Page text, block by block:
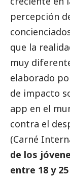
percepción
que la
muy
elaborado
de impacto
app en el
contra el
(Carné
de los
entre 18 y